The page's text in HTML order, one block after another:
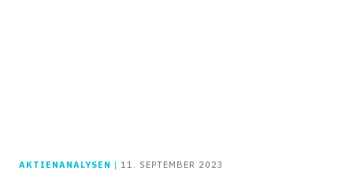
AKTIENANALYSEN | 11. SEPTEMBER 2023